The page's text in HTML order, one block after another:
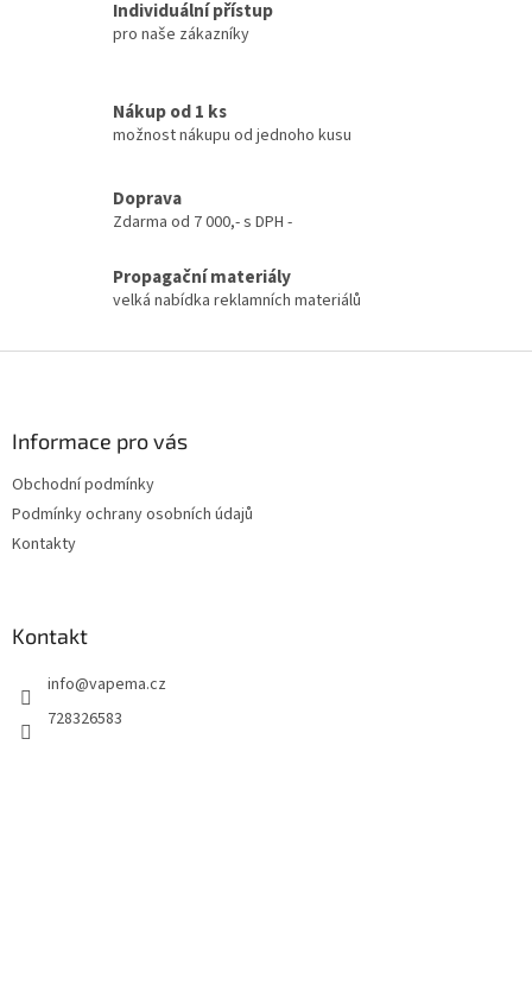
á
p
y
ý
p
i
u
Individuální přístup
pro naše zákazníky
Nákup od 1 ks
možnost nákupu od jednoho kusu
Doprava
Zdarma od 7 000,- s DPH -
Propagační materiály
velká nabídka reklamních materiálů
Informace pro vás
Obchodní podmínky
Podmínky ochrany osobních údajů
Kontakty
Kontakt
info@vapema.cz
728326583